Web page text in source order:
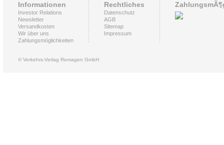
Informationen
Investor Relations
Newsletter
Versandkosten
Wir über uns
Zahlungsmöglichkeiten
Rechtliches
Datenschutz
AGB
Sitemap
Impressum
© Verkehrs-Verlag Remagen GmbH